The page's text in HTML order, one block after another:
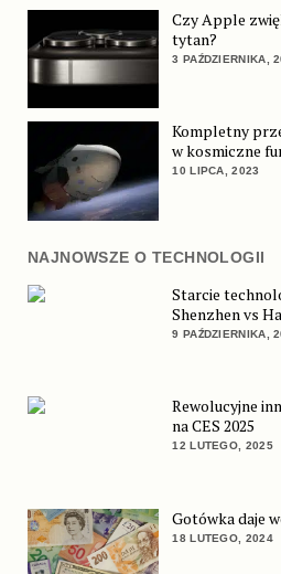
Czy Apple
tytan?
3 PAŹDZIERNIKA,
Kompletny
w kosmiczne
10 LIPCA, 2023
NAJNOWSZE O TECHNOLOGII
Starcie
Shenzhen vs
9 PAŹDZIERNIKA,
Rewolucyjne
na CES 2025
12 LUTEGO, 2025
Gotówka daje
18 LUTEGO, 2024